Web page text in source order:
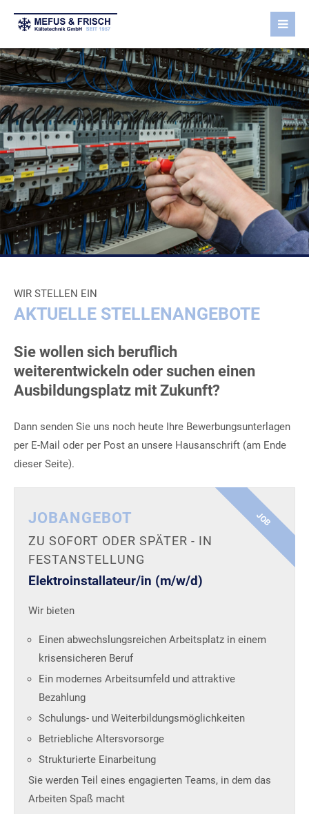
WIR STELLEN EIN
AKTUELLE STELLENANGEBOTE
Sie wollen sich beruflich
weiterentwickeln oder suchen einen
Ausbildungsplatz mit Zukunft?
Dann senden Sie uns noch heute Ihre Bewerbungsunterlagen
per E-Mail oder per Post an unsere Hausanschrift (am Ende
dieser Seite).
JOB
JOBANGEBOT
ZU SOFORT ODER SPÄTER - IN
FESTANSTELLUNG
Elektroinstallateur/in (m/w/d)
Wir bieten
Einen abwechslungsreichen Arbeitsplatz in einem
krisensicheren Beruf
Ein modernes Arbeitsumfeld und attraktive
Bezahlung
Schulungs- und Weiterbildungsmöglichkeiten
Betriebliche Altersvorsorge
Strukturierte Einarbeitung
Sie werden Teil eines engagierten Teams, in dem das
Arbeiten Spaß macht